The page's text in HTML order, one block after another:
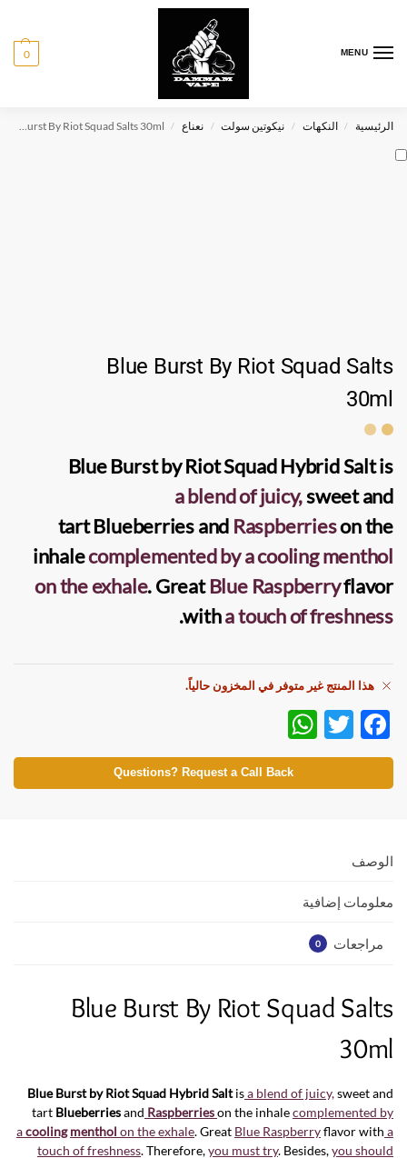
MENU
0
الرئيسية / النكهات / نيكوتين سولت / نعناع /
Blue Burst By Riot Squad Salts 30ml
Blue Burst By Riot Squad Salts
30ml
Blue Burst by Riot Squad Hybrid Saltis
a blend of juicy,sweet and
tartBlueberriesand Raspberrieson the
inhalecomplemented by acoolingmenthol
on the exhale. GreatBlue Raspberryflavor
witha touch of freshness
.
هذا المنتج غير متوفر في المخزون حالياً.
F
ac
e
o
k
T
w
itt
h
at
Questions? Request a Call Back
الوصف
معلومات إضافية
مراجعات 0
Blue Burst By Riot Squad Salts
30ml
Blue Burst by Riot Squad Hybrid Saltisa blend of juicy,sweet and
tart Blueberriesand Raspberrieson the inhalecomplemented by
acooling menthol on the exhale. Great Blue Raspberryflavor with a
touch of freshness. Therefore,you must try. Besides,you should